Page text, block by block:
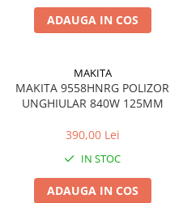
ADAUGA IN COS
MAKITA
MAKITA 9558HNRG POLIZOR
UNGHIULAR 840W 125MM
390,00 Lei
IN STOC
ADAUGA IN COS